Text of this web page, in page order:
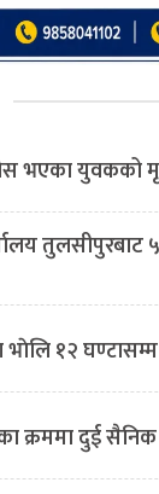
भएका युवकको
भाेलि १२
क्रममा दुई